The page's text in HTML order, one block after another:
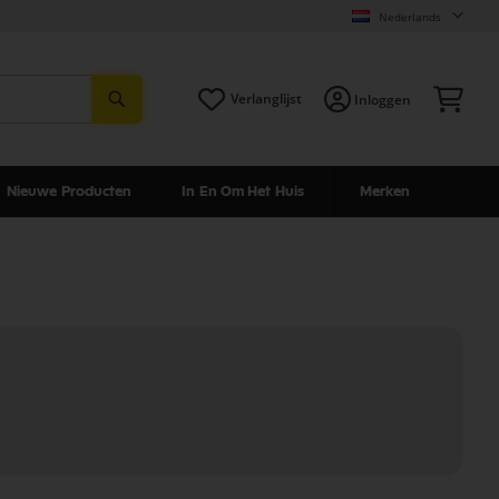
Nederlands
Verlanglijst Inloggen
Nieuwe Producten In En Om Het Huis Merken